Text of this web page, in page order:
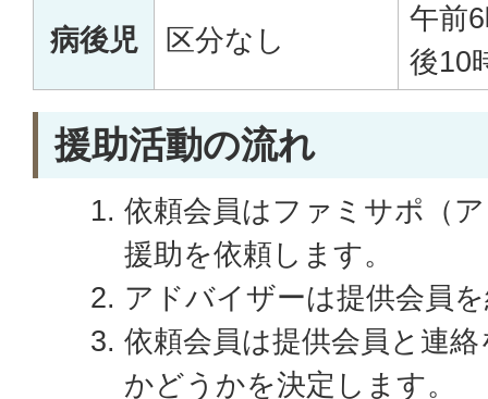
病後児 区分なし
午前
後10
援助活動の流れ
依頼会員はファミサポ（
援助を依頼します。
アドバイザーは提供会員
依頼会員は提供会員と連
かどうかを決定します。